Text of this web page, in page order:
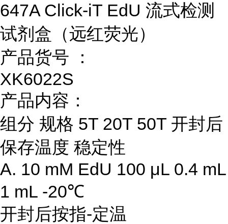
647A Click-iT EdU 流式检测
试剂盒（远红荧光）
产品货号 ：
XK6022S
产品内容：
组分 规格 5T 20T 50T 开封后
保存温度 稳定性
A. 10 mM EdU 100 μL 0.4 mL
1 mL -20℃
开封后按指-定温